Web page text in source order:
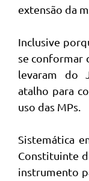
extensão da
Inclusive
se conformar
levaram do
atalho para
uso das MPs.
Sistemática
Constituinte
instrumento